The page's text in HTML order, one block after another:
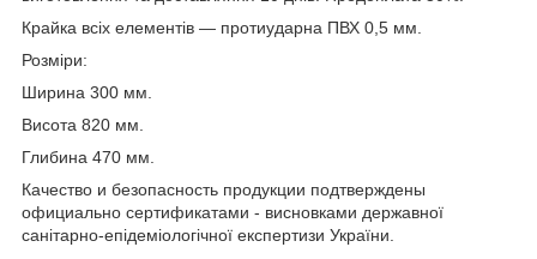
Крайка всіх елементів — протиударна ПВХ 0,5 мм.
Розміри:
Ширина 300 мм.
Висота 820 мм.
Глибина 470 мм.
Качество и безопасность продукции подтверждены
официально сертификатами - висновками державної
санітарно-епідеміологічної експертизи України.